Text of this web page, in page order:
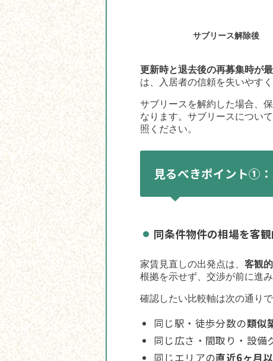
サブリース解除後
更新時と退去後の再募集時が
は、入居者の信頼を失いやす
サブリースを解約した場合、
なります。サブリースについ
照ください。
見るべきポイント①
同条件物件の相場を客
家賃見直しの出発点は、 客観
根拠を示せず、交渉が前に進み
確認したい比較軸は次の通りで
同じ駅・徒歩分数の類似
同じ広さ・間取り・設備
同じエリアの直近6ヶ月